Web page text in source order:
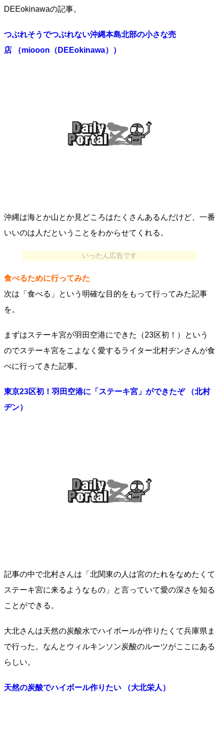
DEEokinawaの記事。
つぶれそうでつぶれない沖縄本島北部の小さな売
店 （miooon（DEEokinawa））
沖縄は海とか山とか見どころはたくさんあるんだけど、一番
いいのは人だということをわからせてくれる。
いったん広告です
食べるために行ってみた
次は「食べる」という明確な目的をもって行ってみた記事
を。
まずはステーキ宮が羽田空港にできた（23区初！）という
のでステーキ宮をこよなく愛するライター北村ヂンさんが食
べに行ってきた記事。
東京23区初！羽田空港に「ステーキ宮」ができたぞ （北村
ヂン）
記事の中で北村さんは「北関東の人は宮のたれをなめたくて
ステーキ宮に来るようなもの」と言っていて愛の深さを知る
ことができる。
大北さんは天然の炭酸水でハイボールが作りたくて兵庫県ま
で行った。なんとウィルキンソン炭酸のルーツがここにある
らしい。
天然の炭酸でハイボール作りたい （大北栄人）